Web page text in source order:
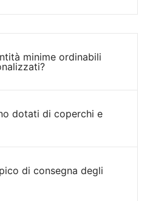
minime ordinabili
dotati di coperchi e
di consegna degli